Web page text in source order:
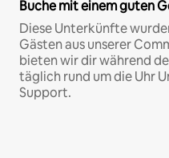
Buche mit einem guten
Diese Unterkünfte
Gästen aus unserer
bieten wir dir während
täglich rund um die Uhr
Support.